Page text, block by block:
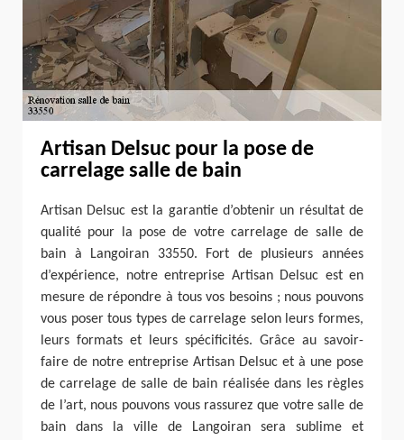
Artisan Delsuc pour la pose de
carrelage salle de bain
Artisan Delsuc est la garantie d’obtenir un résultat de
qualité pour la pose de votre carrelage de salle de
bain à Langoiran 33550. Fort de plusieurs années
d’expérience, notre entreprise Artisan Delsuc est en
mesure de répondre à tous vos besoins ; nous pouvons
vous poser tous types de carrelage selon leurs formes,
leurs formats et leurs spécificités. Grâce au savoir-
faire de notre entreprise Artisan Delsuc et à une pose
de carrelage de salle de bain réalisée dans les règles
de l’art, nous pouvons vous rassurez que votre salle de
bain dans la ville de Langoiran sera sublime et